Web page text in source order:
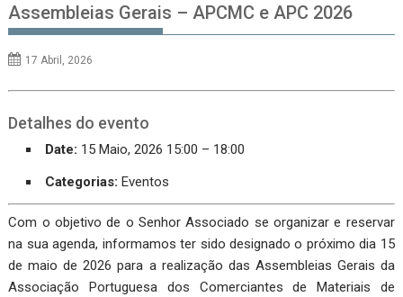
Assembleias Gerais – APCMC e APC 2026
17 Abril, 2026
Detalhes do evento
Date: 15 Maio, 2026 15:00 – 18:00
Categorias: Eventos
Com o objetivo de o Senhor Associado se organizar e reservar
na sua agenda, informamos ter sido designado o próximo dia 15
de maio de 2026 para a realização das Assembleias Gerais da
Associação Portuguesa dos Comerciantes de Materiais de